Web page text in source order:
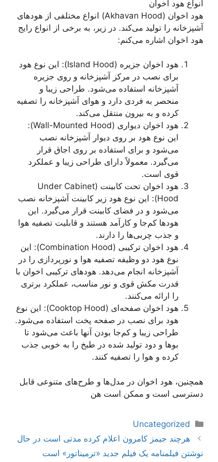
انواع هود اخوان
هود اخوان (Akhavan Hood) انواع مختلفی از هود‌های
آشپزخانه را تولید می‌کند. در زیر، به برخی از انواع رایج
هود اخوان اشاره می‌کنم:
هود اخوان جزیره (Island Hood): این نوع هود
برای نصب در مرکز آشپزخانه و روی جزیره
آشپزخانه استفاده می‌شود. طراحی زیبا و
منحصر به فردی دارد و هوای آشپزخانه را تصفیه
کرده و به بیرون منتقل می‌کند.
هود اخوان دیواری (Wall-Mounted Hood):
این نوع هود بر روی دیوار آشپزخانه نصب
می‌شود و برای استفاده بر روی اجاق قرار
می‌گیرد. معمولاً دارای طراحی زیبا و عملکرد
قوی است.
هود اخوان تحت کابینت (Under Cabinet
Hood): این نوع هود زیر کابینت آشپزخانه نصب
می‌شود و در فضای کابینت قرار می‌گیرد. این
هودها کم‌جا و کارآمد هستند و قابلیت تصفیه هوا
و جذب چربی‌ها را دارند.
هود اخوان ترکیبی (Combination Hood): این
نوع هود دو وظیفه تصفیه هوا و نورپردازی را در
آشپزخانه انجام می‌دهد. هودهای ترکیبی اخوان با
قدرت مکش قوی و نور مناسب، عملکرد برتری
را ارائه می‌کنند.
هود اخوان صفحه‌ای (Cooktop Hood): این نوع
هود برای نصب در صفحه پخت استفاده می‌شود.
طراحی زیبا و کم‌جا بودن آنها باعث می‌شود تا
بوها و دود تولید شده در طبخ را به خوبی جذب
کرده و هوا را تصفیه کنند.
همچنین، هود اخوان در مدل‌ها و طرح‌های متنوعی قابل
دسترسی است و ممکن است هن
دسته‌ها
Uncategorized
ناوبری
نوشته‌ها
هرچند جیمز کامرون اعلام کرده مدتی است در حال
نوشتن فیلمنامه یک فیلم جدید «ترمیناتور» است